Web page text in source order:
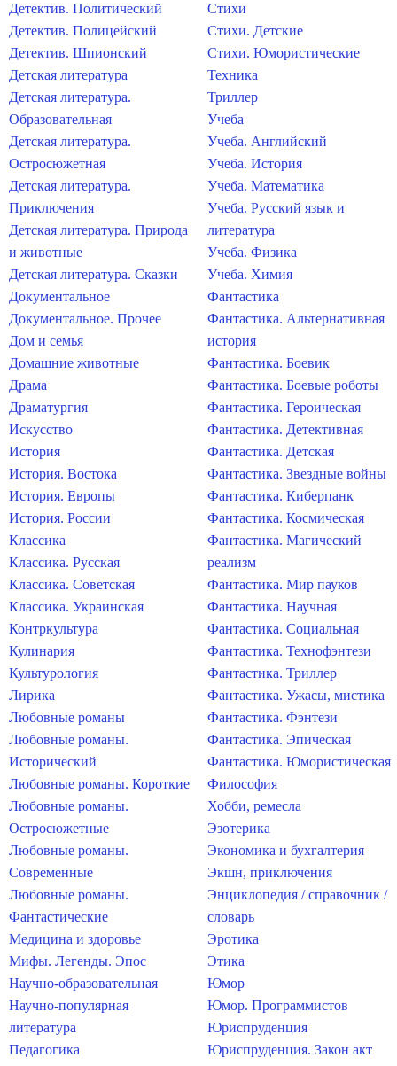
Детектив. Политический
Детектив. Полицейский
Детектив. Шпионский
Детская литература
Детская литература.
Образовательная
Детская литература.
Остросюжетная
Детская литература.
Приключения
Детская литература. Природа
и животные
Детская литература. Сказки
Документальное
Документальное. Прочее
Дом и семья
Домашние животные
Драма
Драматургия
Искусство
История
История. Востока
История. Европы
История. России
Классика
Классика. Русская
Классика. Советская
Классика. Украинская
Контркультура
Кулинария
Культурология
Лирика
Любовные романы
Любовные романы.
Исторический
Любовные романы. Короткие
Любовные романы.
Остросюжетные
Любовные романы.
Современные
Любовные романы.
Фантастические
Медицина и здоровье
Мифы. Легенды. Эпос
Научно-образовательная
Научно-популярная
литература
Педагогика
Стихи
Стихи. Детские
Стихи. Юмористические
Техника
Триллер
Учеба
Учеба. Английский
Учеба. История
Учеба. Математика
Учеба. Русский язык и
литература
Учеба. Физика
Учеба. Химия
Фантастика
Фантастика. Альтернативная
история
Фантастика. Боевик
Фантастика. Боевые роботы
Фантастика. Героическая
Фантастика. Детективная
Фантастика. Детская
Фантастика. Звездные войны
Фантастика. Киберпанк
Фантастика. Космическая
Фантастика. Магический
реализм
Фантастика. Мир пауков
Фантастика. Научная
Фантастика. Социальная
Фантастика. Технофэнтези
Фантастика. Триллер
Фантастика. Ужасы, мистика
Фантастика. Фэнтези
Фантастика. Эпическая
Фантастика. Юмористическая
Философия
Хобби, ремесла
Эзотерика
Экономика и бухгалтерия
Экшн, приключения
Энциклопедия / справочник /
словарь
Эротика
Этика
Юмор
Юмор. Программистов
Юриспруденция
Юриспруденция. Закон акт